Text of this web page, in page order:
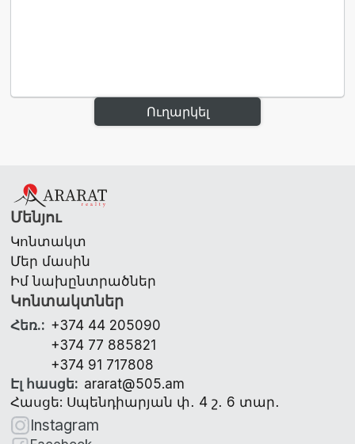
Ուղարկել
Մենյու
Կոնտակտ
Մեր մասին
Իմ նախընտրածներ
Կոնտակտներ
Հեռ.: +374 44 205090
+374 77 885821
+374 91 717808
Էլ հասցե: ararat@505.am
Հասցե: Սպենդիարյան փ․ 4 շ․ 6 տար․
Instagram